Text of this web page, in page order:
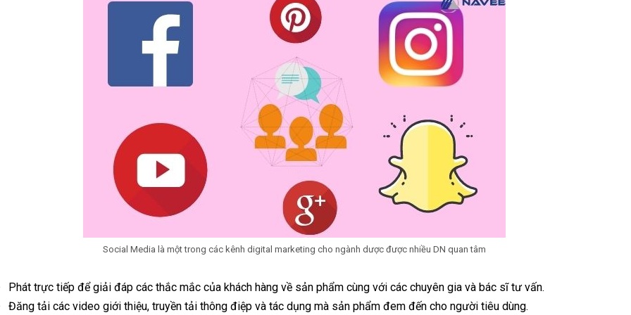
Social Media là một trong các kênh digital marketing cho ngành dược được nhiều DN quan tâm
Phát trực tiếp để giải đáp các thắc mắc của khách hàng về sản phẩm cùng với các chuyên gia và bác sĩ tư vấn.
Đăng tải các video giới thiệu, truyền tải thông điệp và tác dụng mà sản phẩm đem đến cho người tiêu dùng.